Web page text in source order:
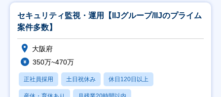
セキュリティ監視・運用【IIJグループ/IIJのプライム
案件多数】
大阪府
350万~470万
正社員採用 土日祝休み 休日120日以上